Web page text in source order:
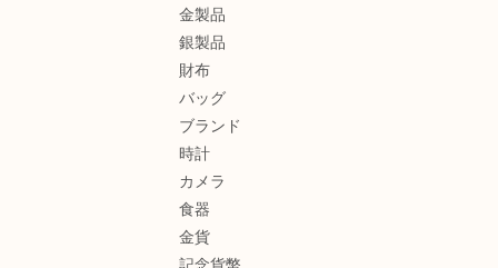
金製品
銀製品
財布
バッグ
ブランド
時計
カメラ
食器
金貨
記念貨幣